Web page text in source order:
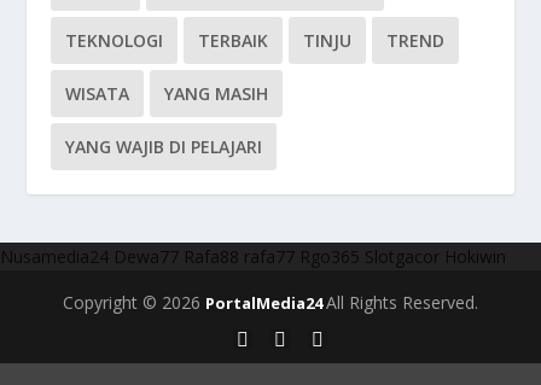
TEKNOLOGI TERBAIK TINJU TREND
WISATA YANG MASIH
YANG WAJIB DI PELAJARI
Nusamedia24 Dewa77 Rafa88 rafa77 Rgo365 Slotgacor Hokiwin
Copyright © 2026 PortalMedia24All Rights Reserved.